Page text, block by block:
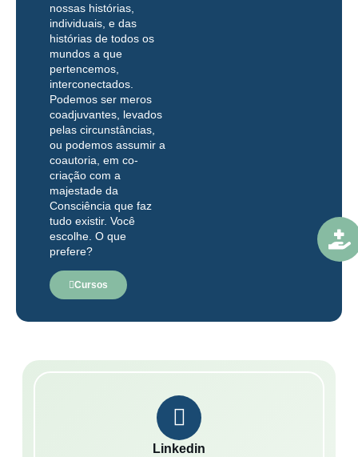
nossas histórias,
individuais, e das
histórias de todos os
mundos a que
pertencemos,
interconectados.
Podemos ser meros
coadjuvantes, levados
pelas circunstâncias,
ou podemos assumir a
coautoria, em co-
criação com a
majestade da
Consciência que faz
tudo existir. Você
escolhe. O que
prefere?
Cursos
Linkedin